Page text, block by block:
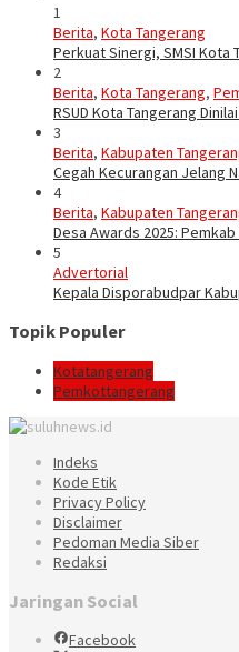
1
Berita, Kota Tangerang
Perkuat Sinergi, SMSI Kota
2
Berita, Kota Tangerang,
RSUD Kota Tangerang
3
Berita, Kabupaten
Cegah Kecurangan Jelang
4
Berita, Kabupaten
Desa Awards 2025:
5
Advertorial
Kepala Disporabudpar
Topik Populer
Kotatangerang
Pemkottangerang
Indeks
Kode Etik
Privacy Policy
Disclaimer
Pedoman Media Siber
Redaksi
Jaringan Social
Facebook